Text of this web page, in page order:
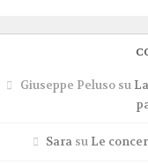
Giuseppe Pelusosu
Sara su Le